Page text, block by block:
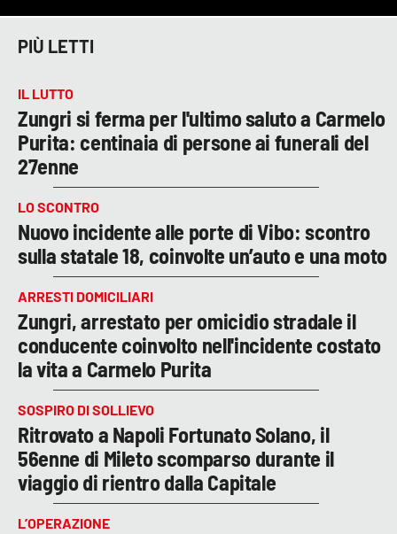
PIÙ LETTI
IL LUTTO
Zungri si ferma per l'ultimo saluto a Carmelo
Purita: centinaia di persone ai funerali del
27enne
LO SCONTRO
Nuovo incidente alle porte di Vibo: scontro
sulla statale 18, coinvolte un’auto e una moto
ARRESTI DOMICILIARI
Zungri, arrestato per omicidio stradale il
conducente coinvolto nell'incidente costato
la vita a Carmelo Purita
SOSPIRO DI SOLLIEVO
Ritrovato a Napoli Fortunato Solano, il
56enne di Mileto scomparso durante il
viaggio di rientro dalla Capitale
L’OPERAZIONE